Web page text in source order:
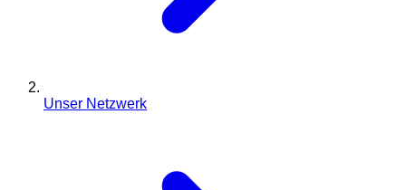
Unser Netzwerk